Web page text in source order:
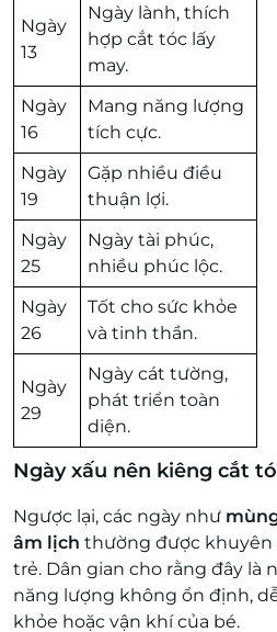
Ngày
13
Ngày lành, thích
hợp cắt tóc lấy
may.
Ngày
16
Mang năng lượng
tích cực.
Ngày
19
Gặp nhiều điều
thuận lợi.
Ngày
25
Ngày tài phúc,
nhiều phúc lộc.
Ngày
26
Tốt cho sức khỏe
và tinh thần.
Ngày
29
Ngày cát tường,
phát triển toàn
diện.
Ngày xấu nên kiêng cắt
Ngược lại, các ngày như
âm lịch thường được khuyên
trẻ. Dân gian cho rằng đây là
năng lượng không ổn định,
khỏe hoặc vận khí của bé.